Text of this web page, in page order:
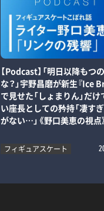
【Podcast】「明日以降もつ
な？」宇野昌磨が新生『Ice
で見せた「しょまりん」だ
い座長としての矜持「凄す
がない…」《野口美恵の視点
フィギュアスケート